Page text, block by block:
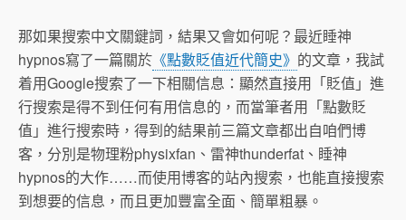
那如果搜索中文關鍵詞，結果又會如何呢？最近睡神
hypnos寫了一篇關於 《點數貶值近代簡史》 的文章，我試
着用Google搜索了一下相關信息：顯然直接用「貶值」進
行搜索是得不到任何有用信息的，而當筆者用「點數貶
值」進行搜索時，得到的結果前三篇文章都出自咱們博
客，分別是物理粉physixfan、雷神thunderfat、睡神
hypnos的大作……而使用博客的站內搜索，也能直接搜索
到想要的信息，而且更加豐富全面、簡單粗暴。